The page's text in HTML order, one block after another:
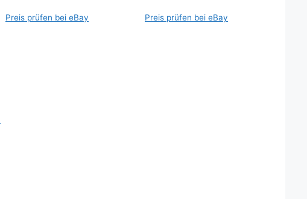
Preis prüfen bei eBay Preis prüfen bei eBay